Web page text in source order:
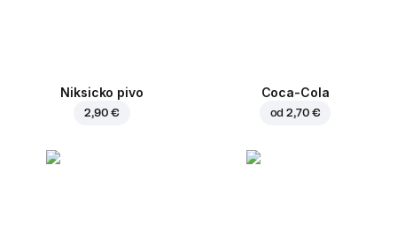
Niksicko pivo
2,90 €
Coca-Cola
od2,70 €